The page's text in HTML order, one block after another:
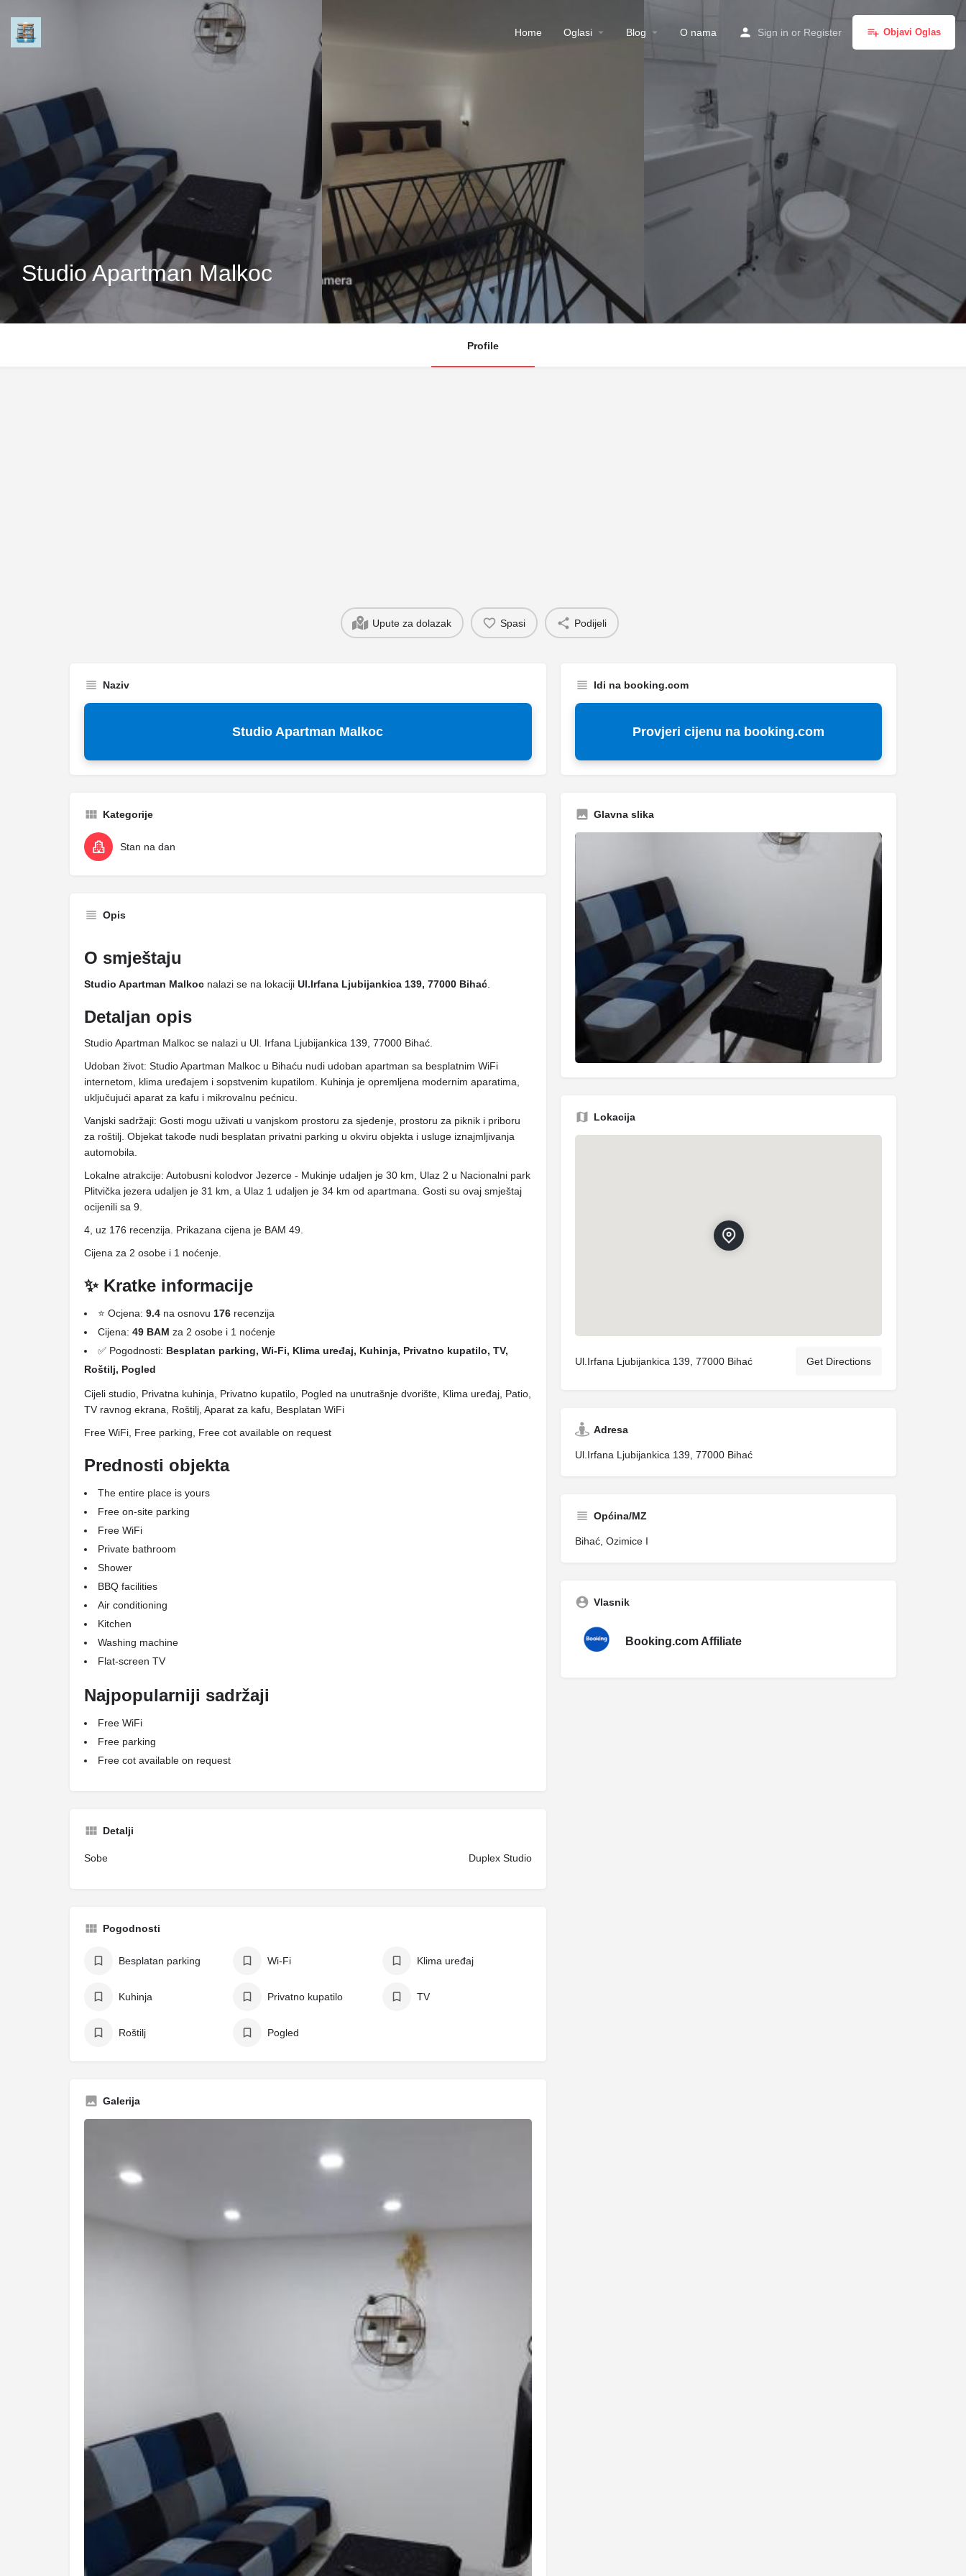
Home Oglasi Blog O nama Sign in or Register Objavi Oglas
Studio Apartman Malkoc
Profile
Upute za dolazak Spasi Podijeli
Naziv
Studio Apartman Malkoc
Kategorije
Stan na dan
Opis
O smještaju
Studio Apartman Malkoc nalazi se na lokaciji Ul.Irfana Ljubijankica 139, 77000 Bihać
Detaljan opis
Studio Apartman Malkoc se nalazi u Ul. Irfana Ljubijankica 139, 77000 Bihać.
Udoban život: Studio Apartman Malkoc u Bihaću nudi udoban apartman sa besplatnim WiFi
internetom, klima uređajem i sopstvenim kupatilom. Kuhinja je opremljena modernim aparatima,
uključujući aparat za kafu i mikrovalnu pećnicu.
Vanjski sadržaji: Gosti mogu uživati ​​u vanjskom prostoru za sjedenje, prostoru za piknik i priboru
za roštilj. Objekat takođe nudi besplatan privatni parking u okviru objekta i usluge iznajmljivanja
automobila.
Lokalne atrakcije: Autobusni kolodvor Jezerce - Mukinje udaljen je 30 km, Ulaz 2 u Nacionalni park
Plitvička jezera udaljen je 31 km, a Ulaz 1 udaljen je 34 km od apartmana. Gosti su ovaj smještaj
ocijenili sa 9.
4, uz 176 recenzija. Prikazana cijena je BAM 49.
Cijena za 2 osobe i 1 noćenje.
✨ Kratke informacije
⭐ Ocjena: 9.4 na osnovu 176 recenzija
Cijena: 49 BAM za 2 osobe i 1 noćenje
✅ Pogodnosti: Besplatan parking, Wi-Fi, Klima uređaj, Kuhinja, Privatno kupatilo, TV,
Roštilj, Pogled
Cijeli studio, Privatna kuhinja, Privatno kupatilo, Pogled na unutrašnje dvorište, Klima uređaj, Patio,
TV ravnog ekrana, Roštilj, Aparat za kafu, Besplatan WiFi
Free WiFi, Free parking, Free cot available on request
Prednosti objekta
The entire place is yours
Free on-site parking
Free WiFi
Private bathroom
Shower
BBQ facilities
Air conditioning
Kitchen
Washing machine
Flat-screen TV
Najpopularniji sadržaji
Free WiFi
Free parking
Free cot available on request
Detalji
Sobe Duplex Studio
Pogodnosti
Besplatan parking Wi-Fi Klima uređaj
Kuhinja Privatno kupatilo TV
Roštilj Pogled
Galerija
Idi na booking.com
Provjeri cijenu na booking.com
Glavna slika
Lokacija
Ul.Irfana Ljubijankica 139, 77000 Bihać Get Directions
Adresa
Ul.Irfana Ljubijankica 139, 77000 Bihać
Općina/MZ
Bihać, Ozimice I
Vlasnik
Booking.com Affiliate